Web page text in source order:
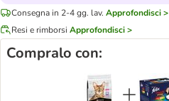
Consegna in 2-4 gg. lav. Approfondisci >
Resi e rimborsi Approfondisci >
Compralo con: